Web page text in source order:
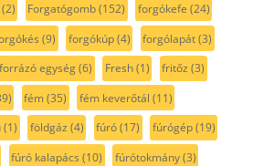
Forgatógomb(152) forgókefe (24)
(9) forgókúp(4) forgólapát(3)
forrázó egység(6) Fresh(1) fritőz (3)
fém(35) fém keverőtál (11)
(1) földgáz (4) fúró(17) fúrógép(19)
fúró kalapács (10) fúrótokmány(3)